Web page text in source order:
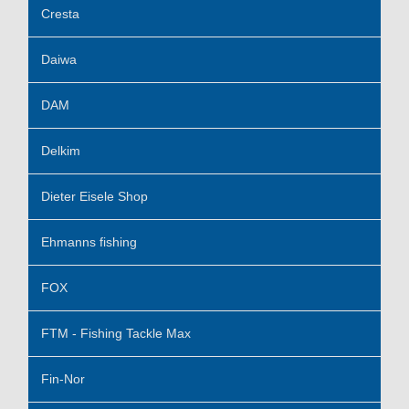
Cresta
Daiwa
DAM
Delkim
Dieter Eisele Shop
Ehmanns fishing
FOX
FTM - Fishing Tackle Max
Fin-Nor